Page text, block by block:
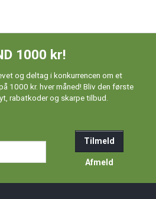
1000 kr!
og deltag i konkurrencen om et
1000 kr. hver måned! Bliv den første
rabatkoder og skarpe tilbud.
Tilmeld
Afmeld